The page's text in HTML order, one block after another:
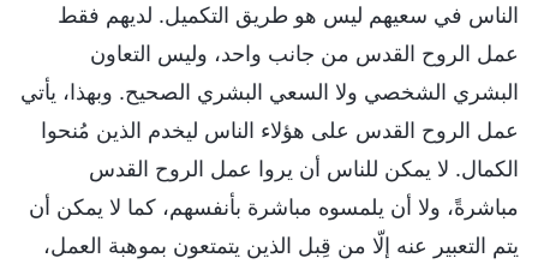
الناس في سعيهم ليس هو طريق التكميل. لديهم فقط
عمل الروح القدس من جانب واحد، وليس التعاون
البشري الشخصي ولا السعي البشري الصحيح. وبهذا، يأتي
عمل الروح القدس على هؤلاء الناس ليخدم الذين مُنحوا
الكمال. لا يمكن للناس أن يروا عمل الروح القدس
مباشرةً، ولا أن يلمسوه مباشرة بأنفسهم، كما لا يمكن أن
يتم التعبير عنه إلّا من قِبل الذين يتمتعون بموهبة العمل،